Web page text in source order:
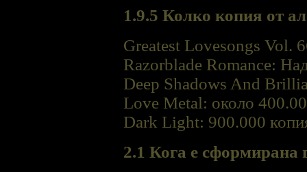
1.9.5 Колко копия от
Greatest Lovesongs Vol.
Razorblade Romance:
Deep Shadows And
Love Metal: около
Dark Light: 900.000
2.1 Кога е сформирана